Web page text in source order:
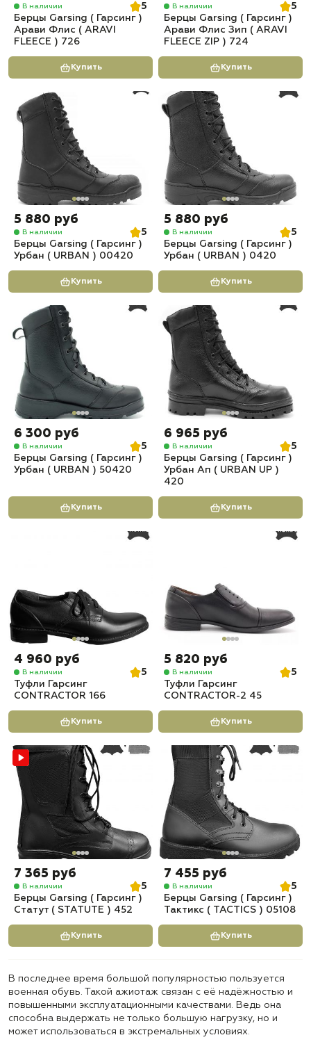
В наличии
5
Берцы Garsing ( Гарсинг )
Арави Флис ( ARAVI
FLEECE ) 726
Купить
В наличии
5
Берцы Garsing ( Гарсинг )
Арави Флис Зип ( ARAVI
FLEECE ZIP ) 724
Купить
5 880 руб
В наличии
5
Берцы Garsing ( Гарсинг )
Урбан ( URBAN ) 00420
Купить
5 880 руб
В наличии
5
Берцы Garsing ( Гарсинг )
Урбан ( URBAN ) 0420
Купить
6 300 руб
В наличии
5
Берцы Garsing ( Гарсинг )
Урбан ( URBAN ) 50420
Купить
6 965 руб
В наличии
5
Берцы Garsing ( Гарсинг )
Урбан Ап ( URBAN UP )
420
Купить
4 960 руб
В наличии
5
Туфли Гарсинг
CONTRACTOR 166
Купить
5 820 руб
В наличии
5
Туфли Гарсинг
CONTRACTOR-2 45
Купить
7 365 руб
В наличии
5
Берцы Garsing ( Гарсинг )
Статут ( STATUTE ) 452
Купить
7 455 руб
В наличии
5
Берцы Garsing ( Гарсинг )
Тактикс ( TACTICS ) 05108
Купить
В последнее время большой популярностью пользуется
военная обувь. Такой ажиотаж связан с её надёжностью и
повышенными эксплуатационными качествами. Ведь она
способна выдержать не только большую нагрузку, но и
может использоваться в экстремальных условиях.